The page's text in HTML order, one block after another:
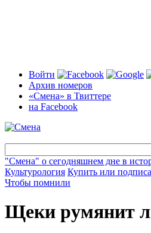
Войти
Архив номеров
«Смена» в Твиттере
на Facebook
"Смена" о сегодняшнем дне в
Культурология Купить или
Чтобы помнили
Щеки румянит